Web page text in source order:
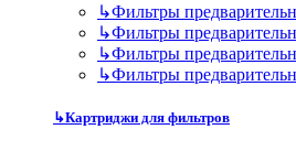
↳Фильтры
↳Фильтры
↳Фильтры
↳Фильтры
↳Картриджи для фильтров